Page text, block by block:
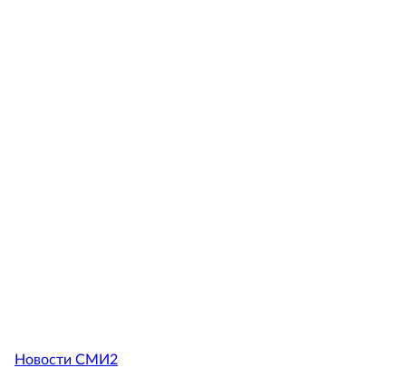
Новости СМИ2